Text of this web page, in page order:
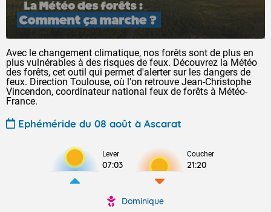
Avec le changement climatique, nos forêts sont de plus en
plus vulnérables à des risques de feux. Découvrez la Météo
des forêts, cet outil qui permet d'alerter sur les dangers de
feux. Direction Toulouse, où l'on retrouve Jean-Christophe
Vincendon, coordinateur national feux de forêts à Météo-
France.
Ephéméride du 08 août à Ascarat
Lever
07:03
Coucher
21:20
Dominique